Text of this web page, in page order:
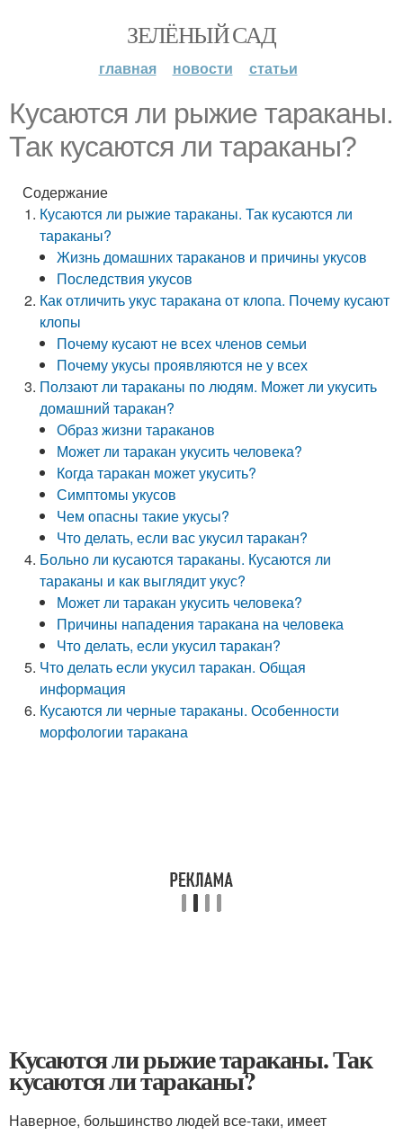
ЗЕЛЁНЫЙ САД
главная новости статьи
Кусаются ли рыжие тараканы.
Так кусаются ли тараканы?
Содержание
Кусаются ли рыжие тараканы. Так кусаются ли
тараканы?
Жизнь домашних тараканов и причины укусов
Последствия укусов
Как отличить укус таракана от клопа. Почему кусают
клопы
Почему кусают не всех членов семьи
Почему укусы проявляются не у всех
Ползают ли тараканы по людям. Может ли укусить
домашний таракан?
Образ жизни тараканов
Может ли таракан укусить человека?
Когда таракан может укусить?
Симптомы укусов
Чем опасны такие укусы?
Что делать, если вас укусил таракан?
Больно ли кусаются тараканы. Кусаются ли
тараканы и как выглядит укус?
Может ли таракан укусить человека?
Причины нападения таракана на человека
Что делать, если укусил таракан?
Что делать если укусил таракан. Общая
информация
Кусаются ли черные тараканы. Особенности
морфологии таракана
Кусаются ли рыжие тараканы. Так
кусаются ли тараканы?
Наверное, большинство людей все-таки, имеет